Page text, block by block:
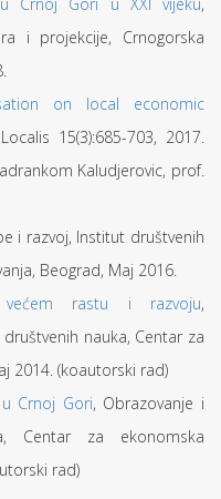
i projekcije, Crnogorska
on local economic
15(3):685-703, 2017.
Kaludjerovic, prof.
i razvoj, Institut društvenih
Beograd, Maj 2016.
rastu i razvoju,
nauka, Centar za
2014. (koautorski rad)
Crnoj Gori, Obrazovanje i
Centar za ekonomska
rad)